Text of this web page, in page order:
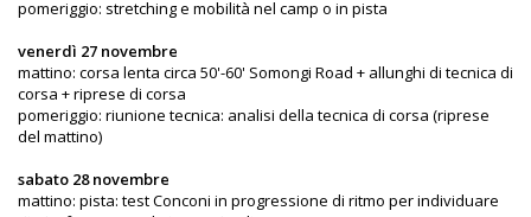
pomeriggio: stretching e mobilità nel camp o in pista
venerdì 27 novembre
mattino: corsa lenta circa 50'-60' Somongi Road + allunghi di tecnica di
corsa + riprese di corsa
pomeriggio: riunione tecnica: analisi della tecnica di corsa (riprese
del mattino)
sabato 28 novembre
mattino: pista: test Conconi in progressione di ritmo per individuare